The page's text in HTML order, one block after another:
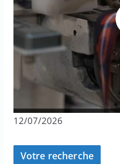
12/07/2026
Votre recherche